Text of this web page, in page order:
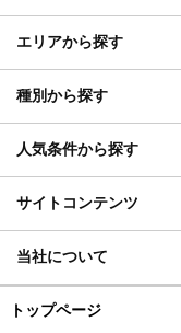
エリアから探す
種別から探す
人気条件から探す
サイトコンテンツ
当社について
トップページ